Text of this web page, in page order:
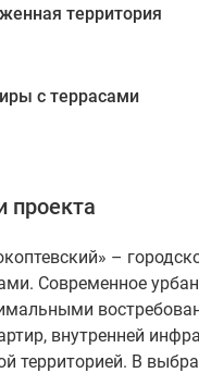
территория
с террасами
проекта
–
Современное
внутренней
территорией. В